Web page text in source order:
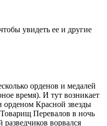
увидеть ее и другие
орденов и медалей
время). И тут возникает
орденом Красной звезды
Перевалов в ночь
разведчиков ворвался